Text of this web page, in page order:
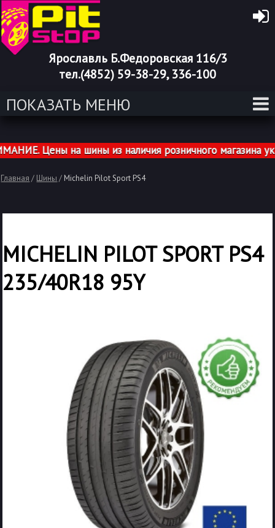
Ярославль Б.Федоровская 116/3
тел.(4852) 59-38-29, 336-100
ПОКАЗАТЬ МЕНЮ
Цены на шины из наличия розничного магазина
Главная / Шины / Michelin Pilot Sport PS4
MICHELIN PILOT SPORT PS4
235/40R18 95Y